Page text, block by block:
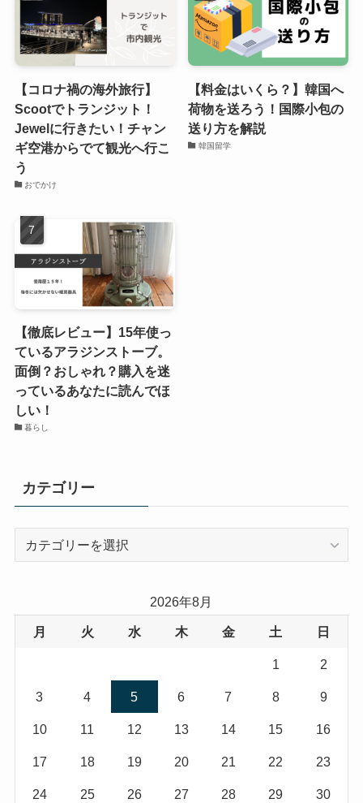
【コロナ禍の海外旅行】
Scootでトランジット！
Jewelに行きたい！チャン
ギ空港からでて観光へ行こ
う
おでかけ
【料金はいくら？】韓国へ
荷物を送ろう！国際小包の
送り方を解説
韓国留学
【徹底レビュー】15年使っ
ているアラジンストーブ。
面倒？おしゃれ？購入を迷
っているあなたに読んでほ
しい！
暮らし
カテゴリー
ー
2026年8月
月 火 水 木 金 土 日
1 2
3 4 5 6 7 8 9
10 11 12 13 14 15 16
17 18 19 20 21 22 23
24 25 26 27 28 29 30